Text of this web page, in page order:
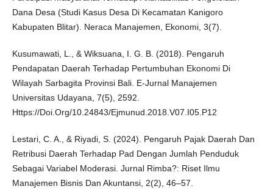
Dana Desa (Studi Kasus Desa Di Kecamatan Kanigoro
Kabupaten Blitar). Neraca Manajemen, Ekonomi, 3(7).
Kusumawati, L., & Wiksuana, I. G. B. (2018). Pengaruh
Pendapatan Daerah Terhadap Pertumbuhan Ekonomi Di
Wilayah Sarbagita Provinsi Bali. E-Jurnal Manajemen
Universitas Udayana, 7(5), 2592.
Https://Doi.Org/10.24843/Ejmunud.2018.V07.I05.P12
Lestari, C. A., & Riyadi, S. (2024). Pengaruh Pajak Daerah Dan
Retribusi Daerah Terhadap Pad Dengan Jumlah Penduduk
Sebagai Variabel Moderasi. Jurnal Rimba?: Riset Ilmu
Manajemen Bisnis Dan Akuntansi, 2(2), 46–57.